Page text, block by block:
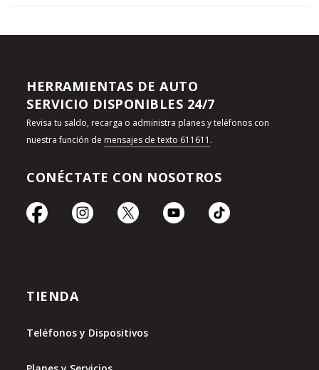
HERRAMIENTAS DE AUTO
SERVICIO DISPONIBLES 24/7
Revisa tu saldo, recarga o administra planes y teléfonos con
nuestra función de mensajes de texto 611611 .
CONÉCTATE CON NOSOTROS
TIENDA
Teléfonos y Dispositivos